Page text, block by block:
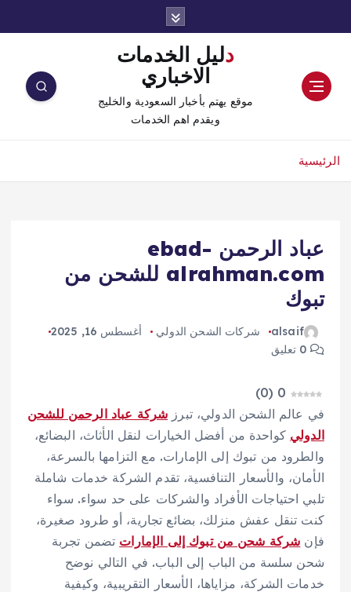
دليل الخدمات
الاخباري
موقع يهتم بأخبار السعودية والخليج
ويقدم اهم الخدمات
الرئيسية
عباد الرحمن ebad-
alrahman.com للشحن من
تبوك
alsaif شركات الشحن الدولي
أغسطس 16, 2025
0
(
0
)
في عالم الشحن الدولي، تبرز شركة عباد الرحمن للشحن
الدولي كواحدة من أفضل الخيارات لنقل الأثاث، البضائع،
والطرود من تبوك إلى الإمارات. مع التزامها بالسرعة،
الأمان، والأسعار التنافسية، تقدم الشركة خدمات شاملة
تلبي احتياجات الأفراد والشركات على حد سواء. سواء
كنت تنقل عفش منزلك، بضائع تجارية، أو طرود صغيرة،
فإن شركة شحن من تبوك إلى الإمارات تضمن تجربة
شحن سلسة من الباب إلى الباب. في التالي نوضح
خدمات الشركة، مزاياها، الأسعار التقريبية، وكيفية